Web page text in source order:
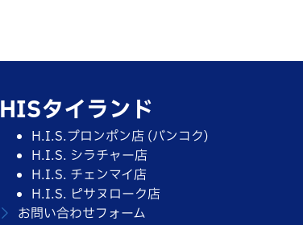
HISタイランド
H.I.S.プロンポン店 (バンコク)
H.I.S. シラチャー店
H.I.S. チェンマイ店
H.I.S. ピサヌローク店
お問い合わせフォーム